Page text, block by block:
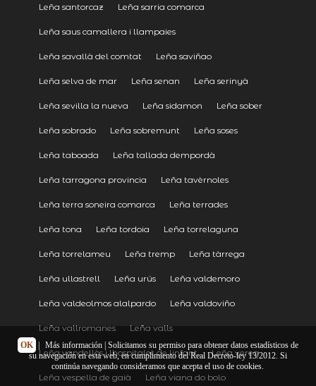
Leña santorcaz Leña sarria comarca
Leña saus camallera i llampaies
Leña savallà del comtat Leña saviñao
Leña selva de mar Leña senan Leña serinyà
Leña sevilla la nueva Leña sidamon Leña sober
Leña sobrado Leña sobremunt Leña soses
Leña taboada Leña tallada dempordà
Leña tarragona provincia Leña tavèrnoles
Leña terra soneira comarca Leña terrades
Leña tona Leña tordoia Leña torrelaguna
Leña torrelameu Leña tremp Leña tàrrega
Leña ullastrell Leña urús Leña valdemoro
Leña valdeolmos alalpardo Leña valdoviño
Leña vallromanes Leña valls
Leña vandellòs i lhospitalet de linfant Leña verea
Leña vespella de gaià Leña viana do bolo
OK Más información| Solicitamos su permiso para obtener datos estadísticos de
su navegación en esta web, en cumplimiento del Real Decreto-ley 13/2012. Si
continúa navegando consideramos que acepta el uso de cookies.